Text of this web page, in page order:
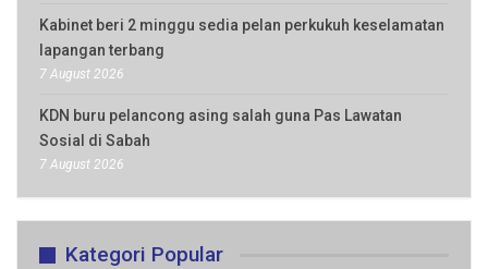
Kabinet beri 2 minggu sedia pelan perkukuh keselamatan
lapangan terbang
7 August 2026
KDN buru pelancong asing salah guna Pas Lawatan
Sosial di Sabah
7 August 2026
Kategori Popular